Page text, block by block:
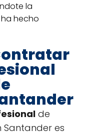
la
hecho
de
es